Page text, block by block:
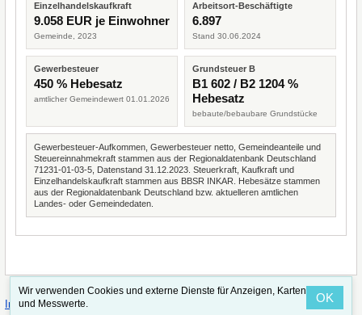
Einzelhandelskaufkraft
9.058 EUR je Einwohner
Gemeinde, 2023
Arbeitsort-Beschäftigte
6.897
Stand 30.06.2024
Gewerbesteuer
450 % Hebesatz
amtlicher Gemeindewert 01.01.2026
Grundsteuer B
B1 602 / B2 1204 %
Hebesatz
bebaute/bebaubare Grundstücke
Gewerbesteuer-Aufkommen, Gewerbesteuer netto, Gemeindeanteile und
Steuereinnahmekraft stammen aus der Regionaldatenbank Deutschland
71231-01-03-5, Datenstand 31.12.2023. Steuerkraft, Kaufkraft und
Einzelhandelskaufkraft stammen aus BBSR INKAR. Hebesätze stammen
aus der Regionaldatenbank Deutschland bzw. aktuelleren amtlichen
Landes- oder Gemeindedaten.
Impressum·Straßenindex
Wir verwenden Cookies und externe Dienste für Anzeigen, Karten
und Messwerte.
OK